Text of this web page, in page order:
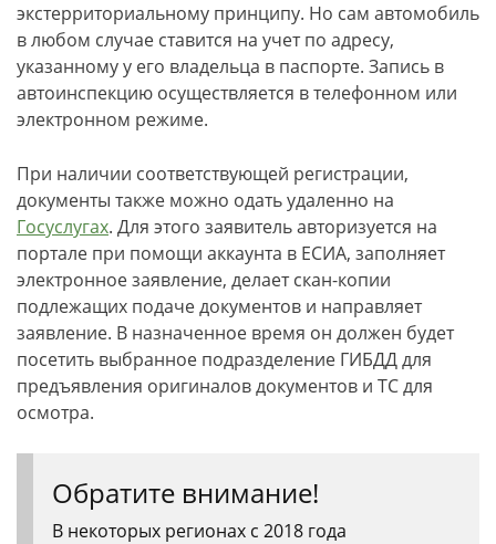
экстерриториальному принципу. Но сам автомобиль
в любом случае ставится на учет по адресу,
указанному у его владельца в паспорте. Запись в
автоинспекцию осуществляется в телефонном или
электронном режиме.
При наличии соответствующей регистрации,
документы также можно одать удаленно на
Госуслугах. Для этого заявитель авторизуется на
портале при помощи аккаунта в ЕСИА, заполняет
электронное заявление, делает скан-копии
подлежащих подаче документов и направляет
заявление. В назначенное время он должен будет
посетить выбранное подразделение ГИБДД для
предъявления оригиналов документов и ТС для
осмотра.
Обратите внимание!
В некоторых регионах с 2018 года